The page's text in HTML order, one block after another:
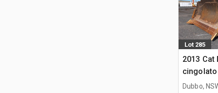
Lot 285
2013 Cat
cingolato
Dubbo,